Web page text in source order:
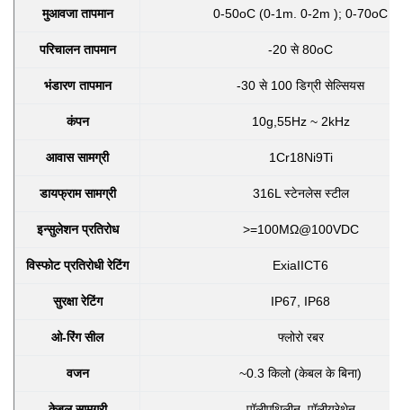
मुआवजा तापमान 0-50oC (0-1m. 0-2m ); 0-70oC
परिचालन तापमान -20 से 80oC
भंडारण तापमान -30 से 100 डिग्री सेल्सियस
कंपन 10g,55Hz ~ 2kHz
आवास सामग्री 1Cr18Ni9Ti
डायफ्राम सामग्री 316L स्टेनलेस स्टील
इन्सुलेशन प्रतिरोध >=100MΩ@100VDC
विस्फोट प्रतिरोधी रेटिंग ExiaIICT6
सुरक्षा रेटिंग IP67, IP68
ओ-रिंग सील फ्लोरो रबर
वजन ~0.3 किलो (केबल के बिना)